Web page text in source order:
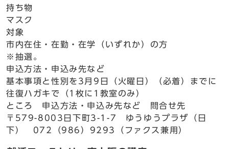
持ち物
マスク
対象
市内在住・在勤・在学（いずれか）の方
※抽選。
申込方法・申込み先など
基本事項と性別を3月9日（火曜日）（必着）までに
往復ハガキで（1枚に1教室のみ）
ところ 申込方法・申込み先など 問合せ先
〒579-8003日下町3-1-7 ゆうゆうプラザ（日
下） 072（986）9293（ファクス兼用）